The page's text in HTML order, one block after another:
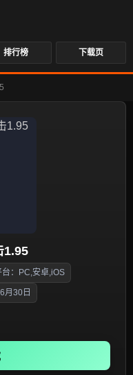
排行榜 下载页
1.95
台：PC,安卓,iOS
月30日